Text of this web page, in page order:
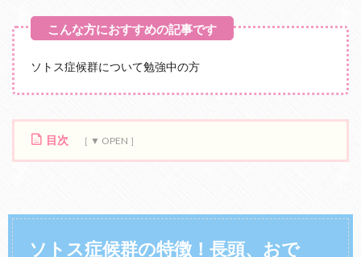
ソトス症候群について勉強中の方
目次
ス
候
ソトス症候群の特徴！長頭、おで